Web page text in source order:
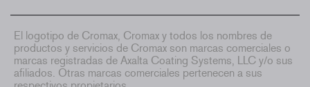
El logotipo de Cromax, Cromax y todos los nombres de
productos y servicios de Cromax son marcas comerciales o
marcas registradas de Axalta Coating Systems, LLC y/o sus
afiliados. Otras marcas comerciales pertenecen a sus